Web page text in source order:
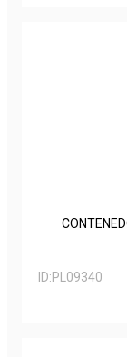
ID:PL09340